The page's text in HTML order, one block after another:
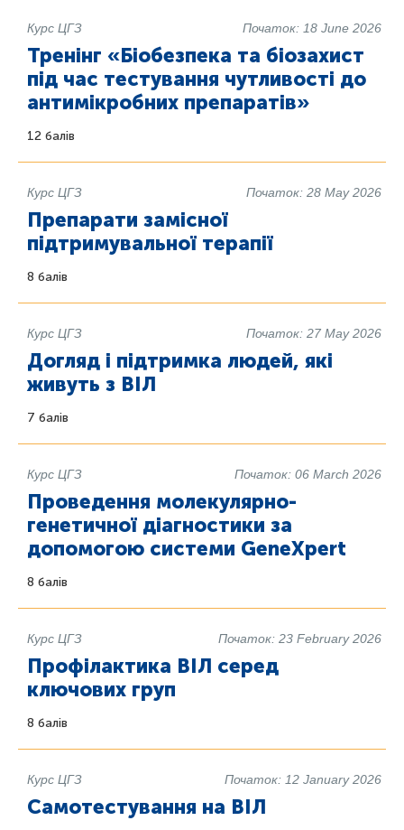
Курс ЦГЗ Початок: 18 June 2026
Тренінг «Біобезпека та біозахист
під час тестування чутливості до
антимікробних препаратів»
12 балів
Курс ЦГЗ Початок: 28 May 2026
Препарати замісної
підтримувальної терапії
8 балів
Курс ЦГЗ Початок: 27 May 2026
Догляд і підтримка людей, які
живуть з ВІЛ
7 балів
Курс ЦГЗ Початок: 06 March 2026
Проведення молекулярно-
генетичної діагностики за
допомогою системи GeneXpert
8 балів
Курс ЦГЗ Початок: 23 February 2026
Профілактика ВІЛ серед
ключових груп
8 балів
Курс ЦГЗ Початок: 12 January 2026
Самотестування на ВІЛ